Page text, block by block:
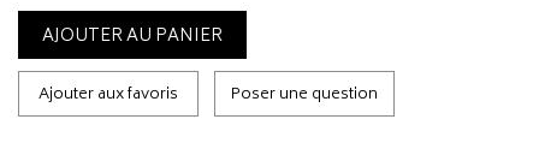
AJOUTER AU PANIER
Ajouter aux favoris Poser une question